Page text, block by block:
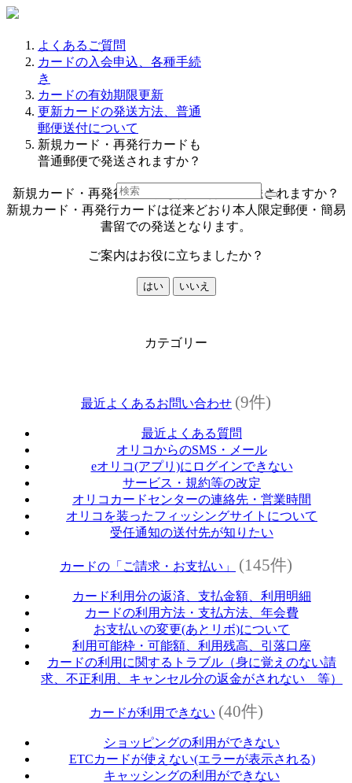
よくあるご質問
カードの入会申込、各種手続
き
カードの有効期限更新
更新カードの発送方法、普通
郵便送付について
新規カード・再発行カードも
普通郵便で発送されますか？
新規カード・再発行カードも普通郵便で発送されますか？
新規カード・再発行カードは従来どおり本人限定郵便・簡易
書留での発送となります。
ご案内はお役に立ちましたか？
はい いいえ
カテゴリー
最近よくあるお問い合わせ (9件)
最近よくある質問
オリコからのSMS・メール
eオリコ(アプリ)にログインできない
サービス・規約等の改定
オリコカードセンターの連絡先・営業時間
オリコを装ったフィッシングサイトについて
受任通知の送付先が知りたい
カードの「ご請求・お支払い」 (145件)
カード利用分の返済、支払金額、利用明細
カードの利用方法・支払方法、年会費
お支払いの変更(あとリボ)について
利用可能枠・可能額、利用残高、引落口座
カードの利用に関するトラブル（身に覚えのない請
求、不正利用、キャンセル分の返金がされない 等）
カードが利用できない (40件)
ショッピングの利用ができない
ETCカードが使えない(エラーが表示される)
キャッシングの利用ができない